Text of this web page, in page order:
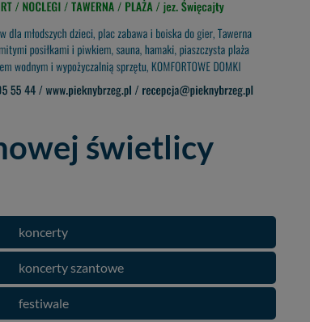
świetlicy
koncerty
koncerty szantowe
festiwale